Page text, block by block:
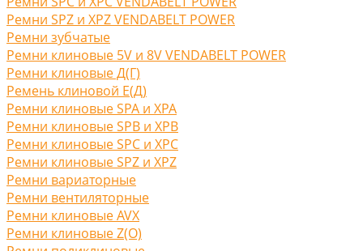
Ремни SPZ и XPZ VENDABELT POWER
Ремни зубчатые
Ремни клиновые 5V и 8V VENDABELT POWER
Ремни клиновые Д(Г)
Ремень клиновой Е(Д)
Ремни клиновые SPA и XPA
Ремни клиновые SPB и XPB
Ремни клиновые SPC и XPC
Ремни клиновые SPZ и XPZ
Ремни вариаторные
Ремни вентиляторные
Ремни клиновые AVX
Ремни клиновые Z(O)